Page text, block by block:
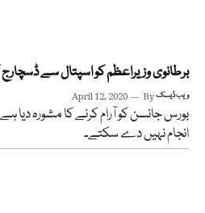
برطانوی وزیراعظم کو اسپتال سے ڈسچارج
April 12, 2020 Byویب ڈیسک
بورس جانسن کو آرام کرنے کا مشورہ دیا ہے
انجام نہیں دے سکتے۔